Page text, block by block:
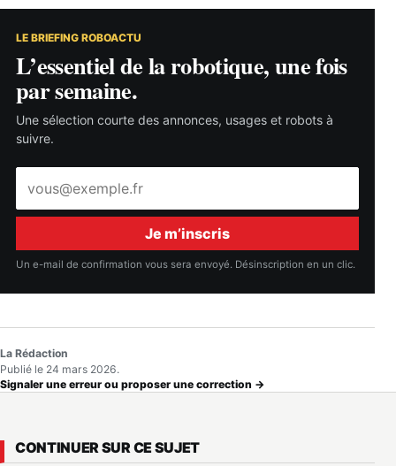
LE BRIEFING ROBOACTU
L’essentiel de la robotique, une fois
par semaine.
Une sélection courte des annonces, usages et robots à
suivre.
mail
Je m’inscris
Un e-mail de confirmation vous sera envoyé. Désinscription en un clic.
La Rédaction
Publié le 24 mars 2026.
Signaler une erreur ou proposer une correction →
CONTINUER SUR CE SUJET